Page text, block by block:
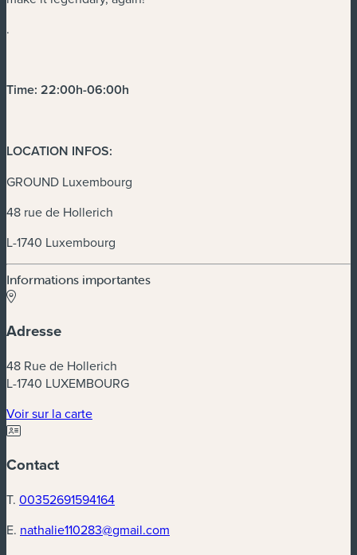
.
Time: 22:00h-06:00h
LOCATION INFOS:
GROUND Luxembourg
48 rue de Hollerich
L-1740 Luxembourg
Informations importantes
Adresse
48 Rue de Hollerich
L-1740 LUXEMBOURG
Voir sur la carte(nouvelle fenêtre)
Contact
T. 00352691594164
E. nathalie110283@gmail.com